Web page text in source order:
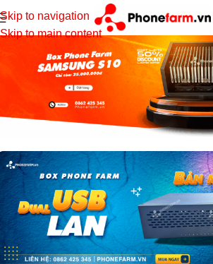
Skip to navigation
Skip to main content